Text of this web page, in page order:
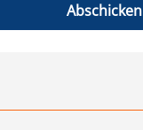
Abschicken